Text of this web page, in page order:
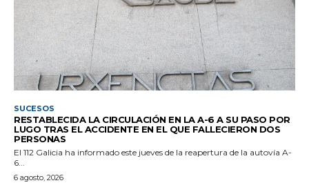
SUCESOS
RESTABLECIDA LA CIRCULACIÓN EN LA A-6 A SU PASO POR
LUGO TRAS EL ACCIDENTE EN EL QUE FALLECIERON DOS
PERSONAS
El 112 Galicia ha informado este jueves de la reapertura de la autovía A-
6...
6 agosto, 2026